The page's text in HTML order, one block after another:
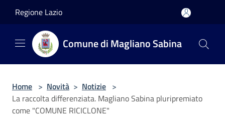
Regione Lazio
Comune di Magliano Sabina
Home > Novità > Notizie >
La raccolta differenziata. Magliano Sabina pluripremiato
come "COMUNE RICICLONE"